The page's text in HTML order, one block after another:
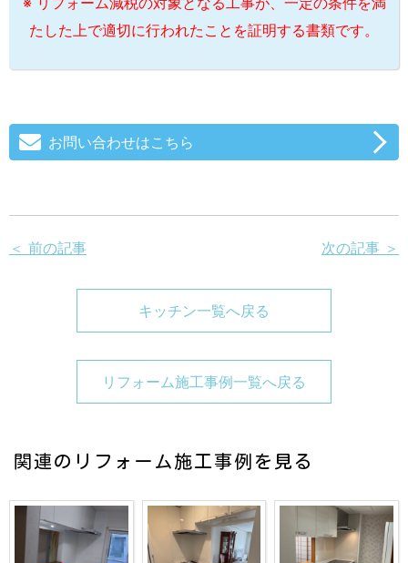
たした上で適切に行われたことを証明する書類です。
お問い合わせはこちら
＜ 前の記事 次の記事 ＞
キッチン一覧へ戻る
リフォーム施工事例一覧へ戻る
関連のリフォーム施工事例を見る